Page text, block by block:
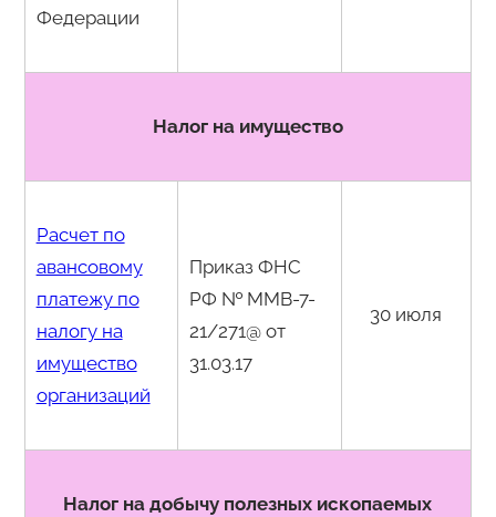
Федерации
Налог на имущество
Расчет по
авансовому
платежу по
налогу на
имущество
организаций
Приказ ФНС
РФ № ММВ-7-
21/271@ от
31.03.17
30 июля
Налог на добычу полезных ископаемых